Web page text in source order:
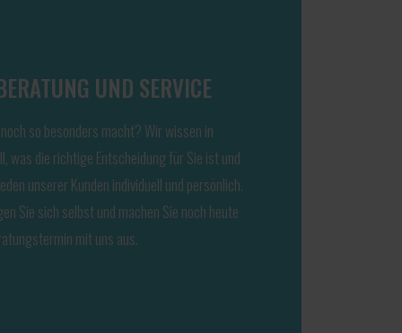
UND SERVICE
so besonders macht? Wir wissen in
was die richtige Entscheidung für Sie ist und
unserer Kunden individuell und persönlich.
Sie sich selbst und machen Sie noch heute
mit uns aus.